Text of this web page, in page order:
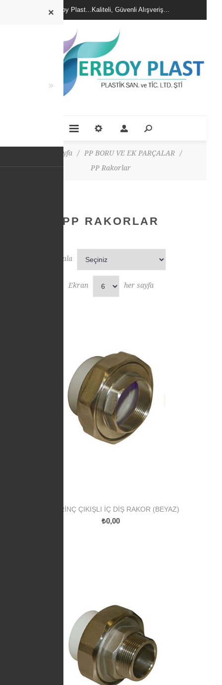
Erboy Plast...Kaliteli, Güvenli Alışveriş...
Ana Sayfa / PP BORU VE EK PARÇALAR
/
PP Rakorlar
PP RAKORLAR
Sırala
Ekran her sayfa
PP PIRINÇ ÇIKIŞLI İÇ DIŞ RAKOR (BEYAZ)
₺0,00